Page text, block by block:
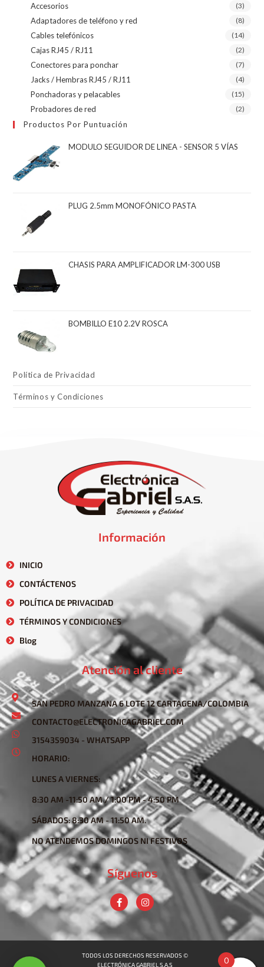
Accesorios (3)
Adaptadores de teléfono y red (8)
Cables telefónicos (14)
Cajas RJ45 / RJ11 (2)
Conectores para ponchar (7)
Jacks / Hembras RJ45 / RJ11 (4)
Ponchadoras y pelacables (15)
Probadores de red (2)
Productos Por Puntuación
MODULO SEGUIDOR DE LINEA - SENSOR 5 VÍAS
PLUG 2.5mm MONOFÓNICO PASTA
CHASIS PARA AMPLIFICADOR LM-300 USB
BOMBILLO E10 2.2V ROSCA
Política de Privacidad
Términos y Condiciones
Información
INICIO
CONTÁCTENOS
POLÍTICA DE PRIVACIDAD
TÉRMINOS Y CONDICIONES
Blog
Atención al cliente
SAN PEDRO MANZANA 6 LOTE 12 CARTAGENA/COLOMBIA
CONTACTO@ELECTRONICAGABRIEL.COM
3154359034 - WHATSAPP
HORARIO:
LUNES A VIERNES:
8:30 AM -11:50 AM / 1:00 PM - 4:50 PM
SÁBADOS: 8:30 AM - 11:50 AM.
NO ATENDEMOS DOMINGOS NI FESTIVOS
Síguenos
TODOS LOS DERECHOS RESERVADOS ©
ELECTRÓNICA GABRIEL S.A.S
0